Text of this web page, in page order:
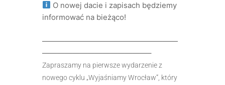
O nowej dacie i zapisach będziemy
informować na bieżąco!
——————————————————
——————————————–
Zapraszamy na pierwsze wydarzenie z
nowego cyklu „Wyjaśniamy Wrocław”, który